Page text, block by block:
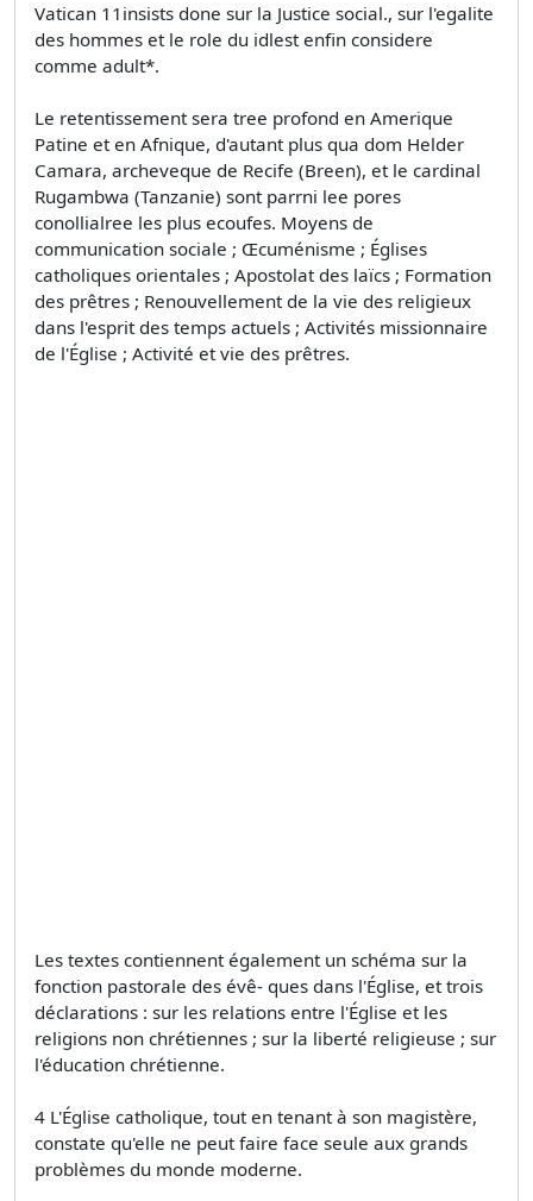
Vatican 11insists done sur la Justice social., sur l'egalite
des hommes et le role du idlest enfin considere
comme adult*.
Le retentissement sera tree profond en Amerique
Patine et en Afnique, d'autant plus qua dom Helder
Camara, archeveque de Recife (Breen), et le cardinal
Rugambwa (Tanzanie) sont parrni lee pores
conollialree les plus ecoufes. Moyens de
communication sociale ; Œcuménisme ; Églises
catholiques orientales ; Apostolat des laïcs ; Formation
des prêtres ; Renouvellement de la vie des religieux
dans l'esprit des temps actuels ; Activités missionnaire
de l'Église ; Activité et vie des prêtres.
Les textes contiennent également un schéma sur la
fonction pastorale des évê- ques dans l'Église, et trois
déclarations : sur les relations entre l'Église et les
religions non chrétiennes ; sur la liberté religieuse ; sur
l'éducation chrétienne.
4 L'Église catholique, tout en tenant à son magistère,
constate qu'elle ne peut faire face seule aux grands
problèmes du monde moderne.